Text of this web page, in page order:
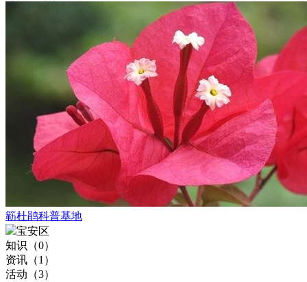
簕杜鹃科普基地
宝安区
知识（0）
资讯（1 ）
活动（3）